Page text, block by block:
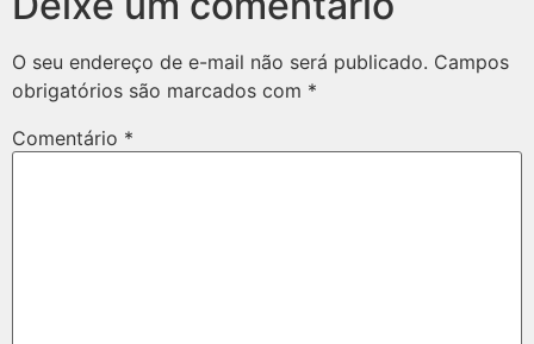
O seu endereço de e-mail não será publicado. Campos
obrigatórios são marcados com *
Comentário *